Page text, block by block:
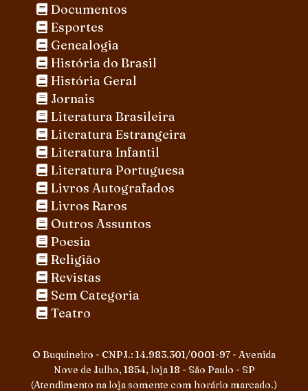
Documentos
Esportes
Genealogia
História do Brasil
História Geral
Jornais
Literatura Brasileira
Literatura Estrangeira
Literatura Infantil
Literatura Portuguesa
Livros Autografados
Livros Raros
Outros Assuntos
Poesia
Religião
Revistas
Sem Categoria
Teatro
O Buquineiro - CNPJ.: 14.983.301/0001-97 - Avenida
Nove de Julho, 1854, loja 18 - São Paulo - SP
(Atendimento na loja somente com horário marcado.)